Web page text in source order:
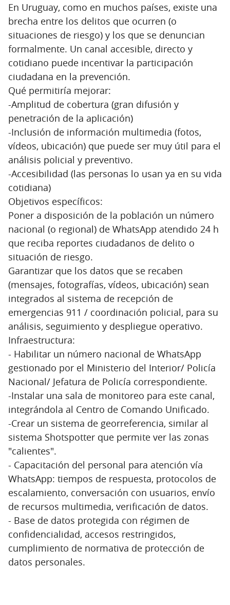
En Uruguay, como en muchos países, existe una
brecha entre los delitos que ocurren (o
situaciones de riesgo) y los que se denuncian
formalmente. Un canal accesible, directo y
cotidiano puede incentivar la participación
ciudadana en la prevención.
Qué permitiría mejorar:
-Amplitud de cobertura (gran difusión y
penetración de la aplicación)
-Inclusión de información multimedia (fotos,
vídeos, ubicación) que puede ser muy útil para el
análisis policial y preventivo.
-Accesibilidad (las personas lo usan ya en su vida
cotidiana)
Objetivos específicos:
Poner a disposición de la población un número
nacional (o regional) de WhatsApp atendido 24 h
que reciba reportes ciudadanos de delito o
situación de riesgo.
Garantizar que los datos que se recaben
(mensajes, fotografías, vídeos, ubicación) sean
integrados al sistema de recepción de
emergencias 911 / coordinación policial, para su
análisis, seguimiento y despliegue operativo.
Infraestructura:
- Habilitar un número nacional de WhatsApp
gestionado por el Ministerio del Interior/ Policía
Nacional/ Jefatura de Policía correspondiente.
-Instalar una sala de monitoreo para este canal,
integrándola al Centro de Comando Unificado.
-Crear un sistema de georreferencia, similar al
sistema Shotspotter que permite ver las zonas
"calientes".
- Capacitación del personal para atención vía
WhatsApp: tiempos de respuesta, protocolos de
escalamiento, conversación con usuarios, envío
de recursos multimedia, verificación de datos.
- Base de datos protegida con régimen de
confidencialidad, accesos restringidos,
cumplimiento de normativa de protección de
datos personales.